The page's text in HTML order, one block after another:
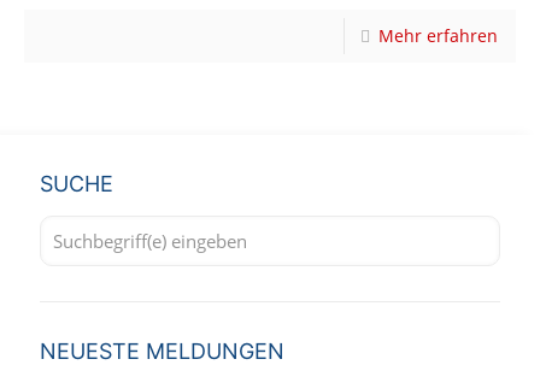
Mehr erfahren
SUCHE
NEUESTE MELDUNGEN